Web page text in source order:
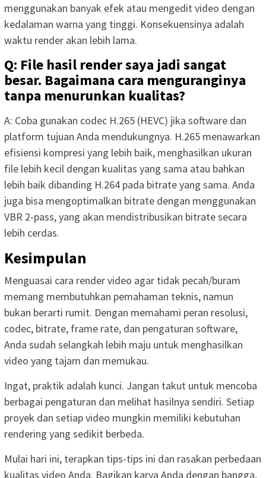
menggunakan banyak efek atau mengedit video dengan
kedalaman warna yang tinggi. Konsekuensinya adalah
waktu render akan lebih lama.
Q: File hasil render saya jadi sangat
besar. Bagaimana cara menguranginya
tanpa menurunkan kualitas?
A: Coba gunakan codec H.265 (HEVC) jika software dan
platform tujuan Anda mendukungnya. H.265 menawarkan
efisiensi kompresi yang lebih baik, menghasilkan ukuran
file lebih kecil dengan kualitas yang sama atau bahkan
lebih baik dibanding H.264 pada bitrate yang sama. Anda
juga bisa mengoptimalkan bitrate dengan menggunakan
VBR 2-pass, yang akan mendistribusikan bitrate secara
lebih cerdas.
Kesimpulan
Menguasai cara render video agar tidak pecah/buram
memang membutuhkan pemahaman teknis, namun
bukan berarti rumit. Dengan memahami peran resolusi,
codec, bitrate, frame rate, dan pengaturan software,
Anda sudah selangkah lebih maju untuk menghasilkan
video yang tajam dan memukau.
Ingat, praktik adalah kunci. Jangan takut untuk mencoba
berbagai pengaturan dan melihat hasilnya sendiri. Setiap
proyek dan setiap video mungkin memiliki kebutuhan
rendering yang sedikit berbeda.
Mulai hari ini, terapkan tips-tips ini dan rasakan perbedaan
kualitas video Anda. Bagikan karya Anda dengan bangga,